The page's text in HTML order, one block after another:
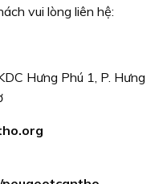
vui lòng liên hệ:
Hưng Phú 1, P. Hưng